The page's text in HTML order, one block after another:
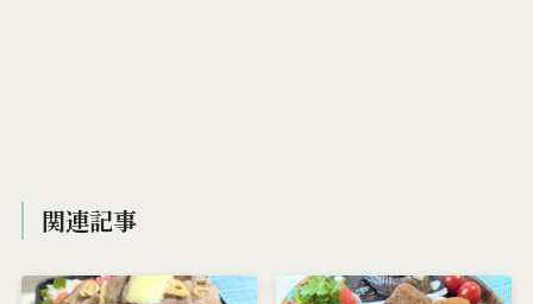
関連記事